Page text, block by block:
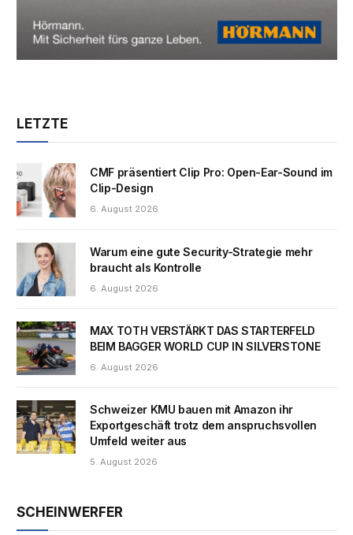
LETZTE
CMF präsentiert Clip Pro: Open-Ear-Sound im
Clip-Design
6. August 2026
Warum eine gute Security-Strategie mehr
braucht als Kontrolle
6. August 2026
MAX TOTH VERSTÄRKT DAS STARTERFELD
BEIM BAGGER WORLD CUP IN SILVERSTONE
6. August 2026
Schweizer KMU bauen mit Amazon ihr
Exportgeschäft trotz dem anspruchsvollen
Umfeld weiter aus
5. August 2026
SCHEINWERFER